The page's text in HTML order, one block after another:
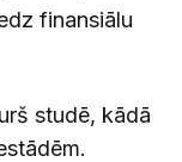
finansiālu
studē, kādā